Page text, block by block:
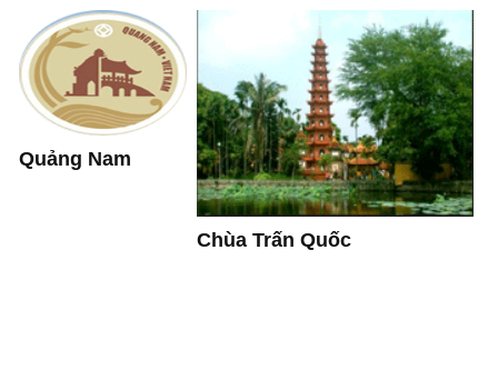
Quảng Nam
Chùa Trấn Quốc